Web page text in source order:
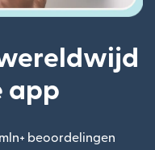
app
mln+ beoordelingen